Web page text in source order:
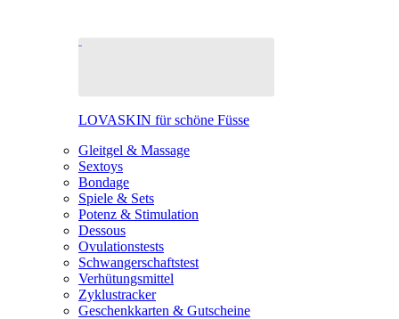
LOVASKIN für schöne Füsse
Gleitgel & Massage
Sextoys
Bondage
Spiele & Sets
Potenz & Stimulation
Dessous
Ovulationstests
Schwangerschaftstest
Verhütungsmittel
Zyklustracker
Geschenkkarten & Gutscheine